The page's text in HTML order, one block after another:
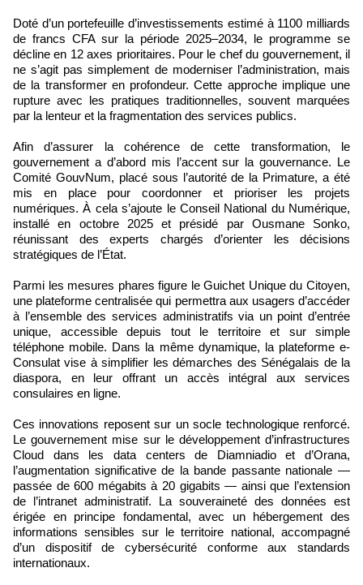
Doté d’un portefeuille d’investissements estimé à 1100 milliards
de francs CFA sur la période 2025–2034, le programme se
décline en 12 axes prioritaires. Pour le chef du gouvernement, il
ne s’agit pas simplement de moderniser l’administration, mais
de la transformer en profondeur. Cette approche implique une
rupture avec les pratiques traditionnelles, souvent marquées
par la lenteur et la fragmentation des services publics.
Afin d’assurer la cohérence de cette transformation, le
gouvernement a d’abord mis l’accent sur la gouvernance. Le
Comité GouvNum, placé sous l’autorité de la Primature, a été
mis en place pour coordonner et prioriser les projets
numériques. À cela s’ajoute le Conseil National du Numérique,
installé en octobre 2025 et présidé par Ousmane Sonko,
réunissant des experts chargés d’orienter les décisions
stratégiques de l’État.
Parmi les mesures phares figure le Guichet Unique du Citoyen,
une plateforme centralisée qui permettra aux usagers d’accéder
à l’ensemble des services administratifs via un point d’entrée
unique, accessible depuis tout le territoire et sur simple
téléphone mobile. Dans la même dynamique, la plateforme e-
Consulat vise à simplifier les démarches des Sénégalais de la
diaspora, en leur offrant un accès intégral aux services
consulaires en ligne.
Ces innovations reposent sur un socle technologique renforcé.
Le gouvernement mise sur le développement d’infrastructures
Cloud dans les data centers de Diamniadio et d’Orana,
l’augmentation significative de la bande passante nationale —
passée de 600 mégabits à 20 gigabits — ainsi que l’extension
de l’intranet administratif. La souveraineté des données est
érigée en principe fondamental, avec un hébergement des
informations sensibles sur le territoire national, accompagné
d’un dispositif de cybersécurité conforme aux standards
internationaux.